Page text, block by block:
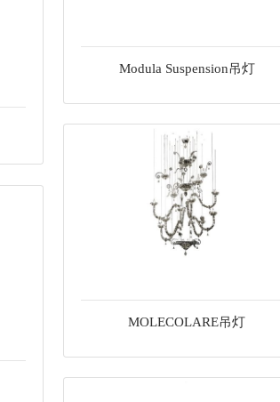
Modula Suspension吊灯
MOLECOLARE吊灯